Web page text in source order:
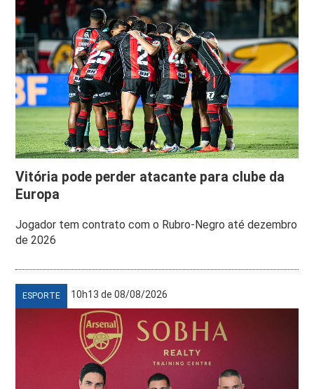
Vitória pode perder atacante para clube da
Europa
Jogador tem contrato com o Rubro-Negro até dezembro
de 2026
ESPORTE 10h13 de 08/08/2026